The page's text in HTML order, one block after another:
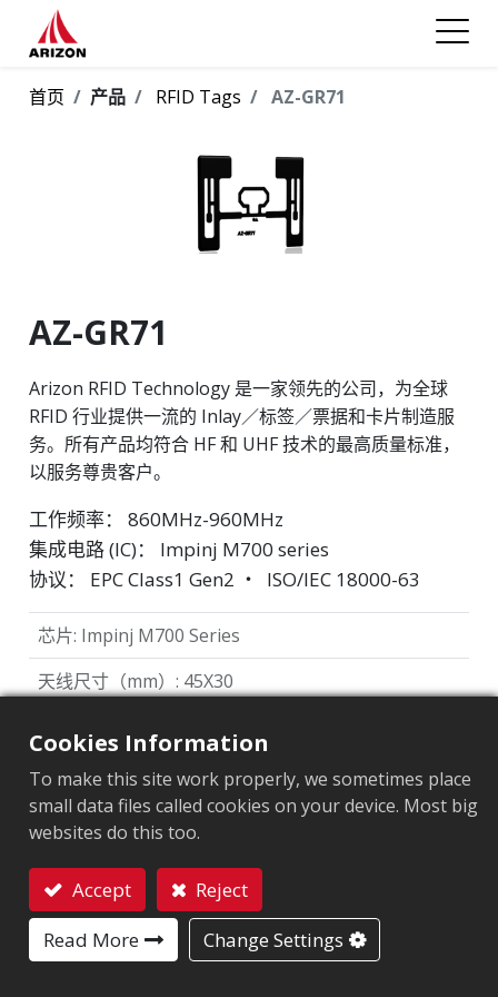
首页 产品 RFID Tags AZ-GR71
AZ-GR71
Arizon RFID Technology 是一家领先的公司，为全球
RFID 行业提供一流的 Inlay／标签／票据和卡片制造服
务。所有产品均符合 HF 和 UHF 技术的最高质量标准，
以服务尊贵客户。
工作频率： 860MHz-960MHz
集成电路 (IC)： Impinj M700 series
协议： EPC Class1 Gen2 ‧ ISO/IEC 18000-63
服饰 零售 物流及邮政
应用领域
芯片: Impinj M700 Series
天线尺寸（mm） : 45X30
用户內存:0/32 bits
Cookies Information
To make this site work properly, we sometimes place
small data files called cookies on your device. Most big
websites do this too.
Accept
Reject
Read More
Change Settings